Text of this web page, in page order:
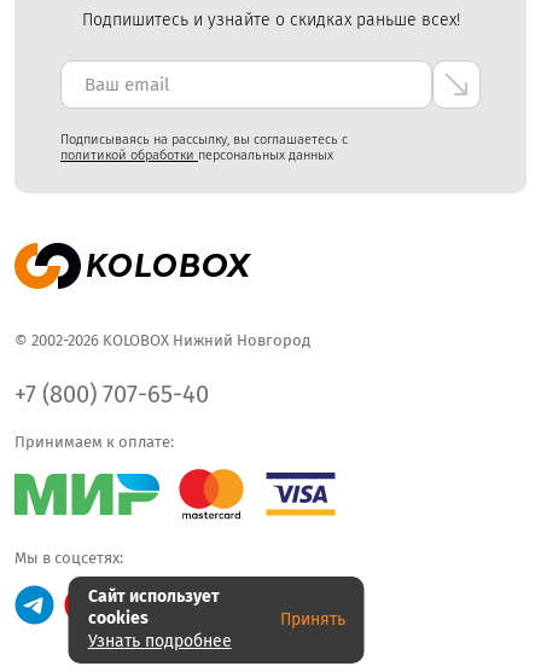
Подпишитесь и узнайте о скидках раньше всех!
Подписываясь на рассылку, вы соглашаетесь с
политикой обработки персональных данных
© 2002-2026 KOLOBOX Нижний Новгород
+7 (800) 707-65-40
Принимаем к оплате:
Мы в соцсетях:
Сайт использует
cookies
Узнать подробнее
Принять